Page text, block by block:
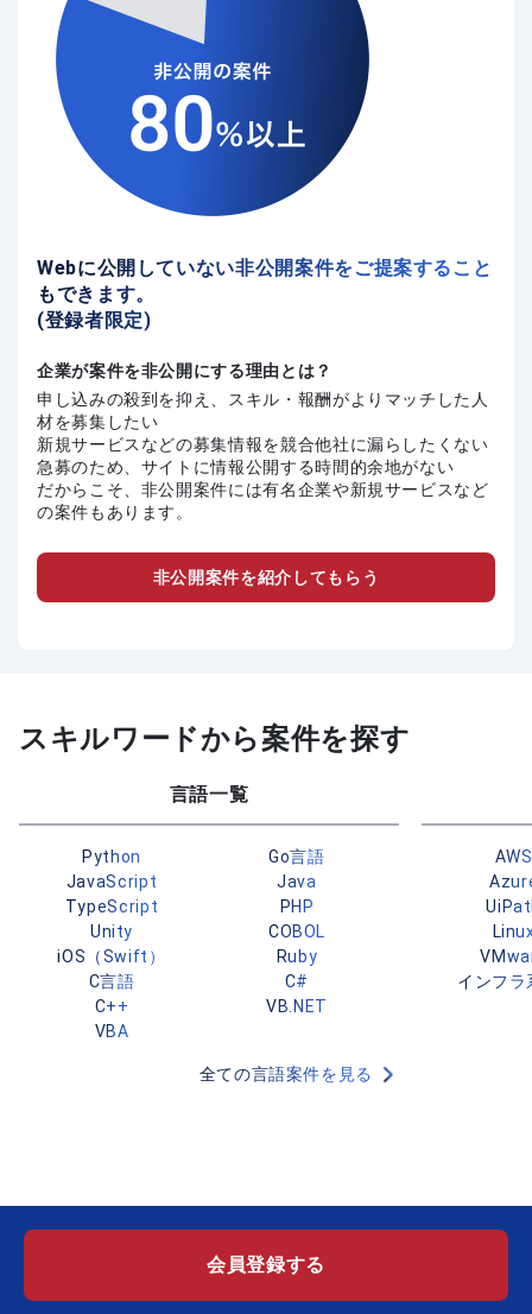
Webに公開していない非公開案件をご提案すること
もできます。
(登録者限定)
企業が案件を非公開にする理由とは？
申し込みの殺到を抑え、スキル・報酬がよりマッチした人
材を募集したい
新規サービスなどの募集情報を競合他社に漏らしたくない
急募のため、サイトに情報公開する時間的余地がない
だからこそ、非公開案件には有名企業や新規サービスなど
の案件もあります。
非公開案件を紹介してもらう
スキルワードから案件を探す
言語一覧
Python
Go言語
JavaScript
Java
TypeScript
PHP
Unity
COBOL
iOS（Swift）
Ruby
C言語
C#
C++
VB.NET
VBA
全ての言語案件を見る
AWS
インフラ
会員登録する